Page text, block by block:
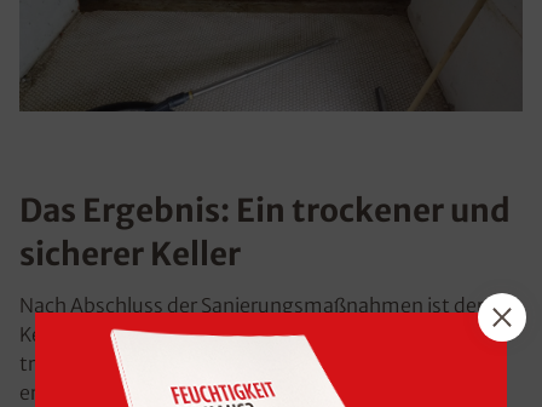
Das Ergebnis: Ein trockener und
sicherer Keller
Nach Abschluss der Sanierungsmaßnahmen ist der
Keller des Hauses in Mindelheim nun vollständig
trocken. Alle Feuchtigkeitsprobleme wurden
erfolgreich behoben. Die Familie kann den Keller nun